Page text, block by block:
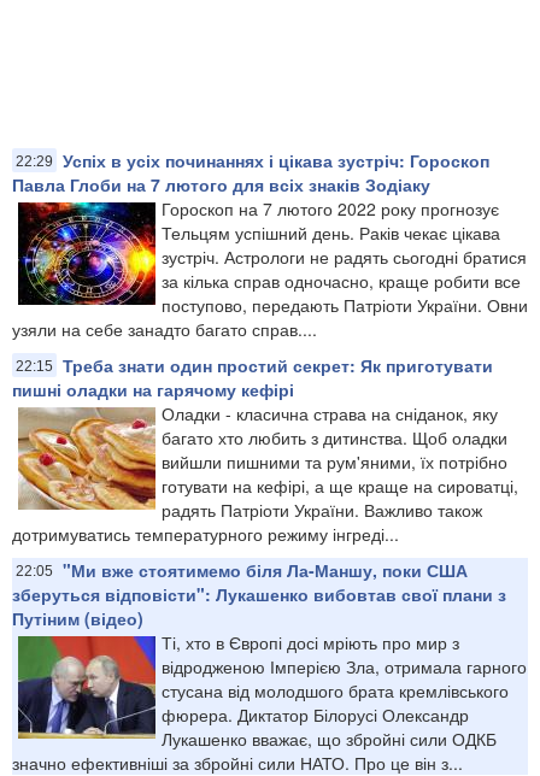
22:29
Успіх в усіх починаннях і цікава зустріч: Гороскоп
Павла Глоби на 7 лютого для всіх знаків Зодіаку
Гороскоп на 7 лютого 2022 року прогнозує
Тельцям успішний день. Раків чекає цікава
зустріч. Астрологи не радять сьогодні братися
за кілька справ одночасно, краще робити все
поступово, передають Патріоти України. Овни
узяли на себе занадто багато справ....
22:15
Треба знати один простий секрет: Як приготувати
пишні оладки на гарячому кефірі
Оладки - класична страва на сніданок, яку
багато хто любить з дитинства. Щоб оладки
вийшли пишними та рум'яними, їх потрібно
готувати на кефірі, а ще краще на сироватці,
радять Патріоти України. Важливо також
дотримуватись температурного режиму інгреді...
22:05
"Ми вже стоятимемо біля Ла-Маншу, поки США
зберуться відповісти": Лукашенко вибовтав свої плани з
Путіним (відео)
Ті, хто в Європі досі мріють про мир з
відродженою Імперією Зла, отримала гарного
стусана від молодшого брата кремлівського
фюрера. Диктатор Білорусі Олександр
Лукашенко вважає, що збройні сили ОДКБ
значно ефективніші за збройні сили НАТО. Про це він з...